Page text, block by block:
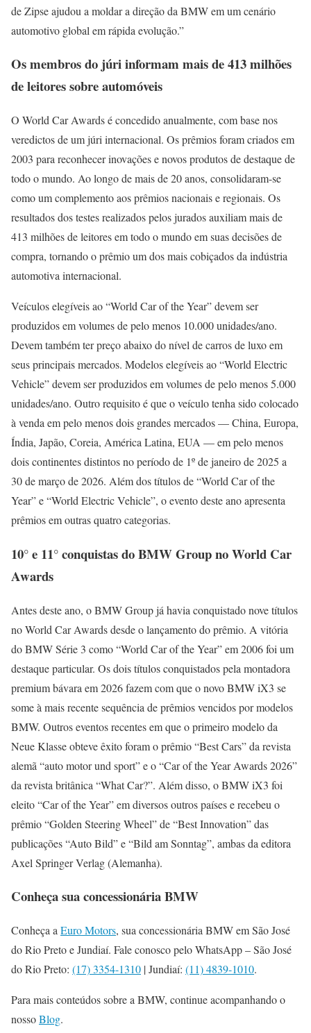
de Zipse ajudou a moldar a direção da BMW em um cenário
automotivo global em rápida evolução.”
Os membros do júri informam mais de 413 milhões
de leitores sobre automóveis
O World Car Awards é concedido anualmente, com base nos
veredictos de um júri internacional. Os prêmios foram criados em
2003 para reconhecer inovações e novos produtos de destaque de
todo o mundo. Ao longo de mais de 20 anos, consolidaram-se
como um complemento aos prêmios nacionais e regionais. Os
resultados dos testes realizados pelos jurados auxiliam mais de
413 milhões de leitores em todo o mundo em suas decisões de
compra, tornando o prêmio um dos mais cobiçados da indústria
automotiva internacional.
Veículos elegíveis ao “World Car of the Year” devem ser
produzidos em volumes de pelo menos 10.000 unidades/ano.
Devem também ter preço abaixo do nível de carros de luxo em
seus principais mercados. Modelos elegíveis ao “World Electric
Vehicle” devem ser produzidos em volumes de pelo menos 5.000
unidades/ano. Outro requisito é que o veículo tenha sido colocado
à venda em pelo menos dois grandes mercados — China, Europa,
Índia, Japão, Coreia, América Latina, EUA — em pelo menos
dois continentes distintos no período de 1º de janeiro de 2025 a
30 de março de 2026. Além dos títulos de “World Car of the
Year” e “World Electric Vehicle”, o evento deste ano apresenta
prêmios em outras quatro categorias.
10° e 11° conquistas do BMW Group no World Car
Awards
Antes deste ano, o BMW Group já havia conquistado nove títulos
no World Car Awards desde o lançamento do prêmio. A vitória
do BMW Série 3 como “World Car of the Year” em 2006 foi um
destaque particular. Os dois títulos conquistados pela montadora
premium bávara em 2026 fazem com que o novo BMW iX3 se
some à mais recente sequência de prêmios vencidos por modelos
BMW. Outros eventos recentes em que o primeiro modelo da
Neue Klasse obteve êxito foram o prêmio “Best Cars” da revista
alemã “auto motor und sport” e o “Car of the Year Awards 2026”
da revista britânica “What Car?”. Além disso, o BMW iX3 foi
eleito “Car of the Year” em diversos outros países e recebeu o
prêmio “Golden Steering Wheel” de “Best Innovation” das
publicações “Auto Bild” e “Bild am Sonntag”, ambas da editora
Axel Springer Verlag (Alemanha).
Conheça sua concessionária BMW
Conheça a Euro Motors, sua concessionária BMW em São José
do Rio Preto e Jundiaí. Fale conosco pelo WhatsApp – São José
do Rio Preto: (17) 3354-1310 | Jundiaí: (11) 4839-1010.
Para mais conteúdos sobre a BMW, continue acompanhando o
nossoBlog.